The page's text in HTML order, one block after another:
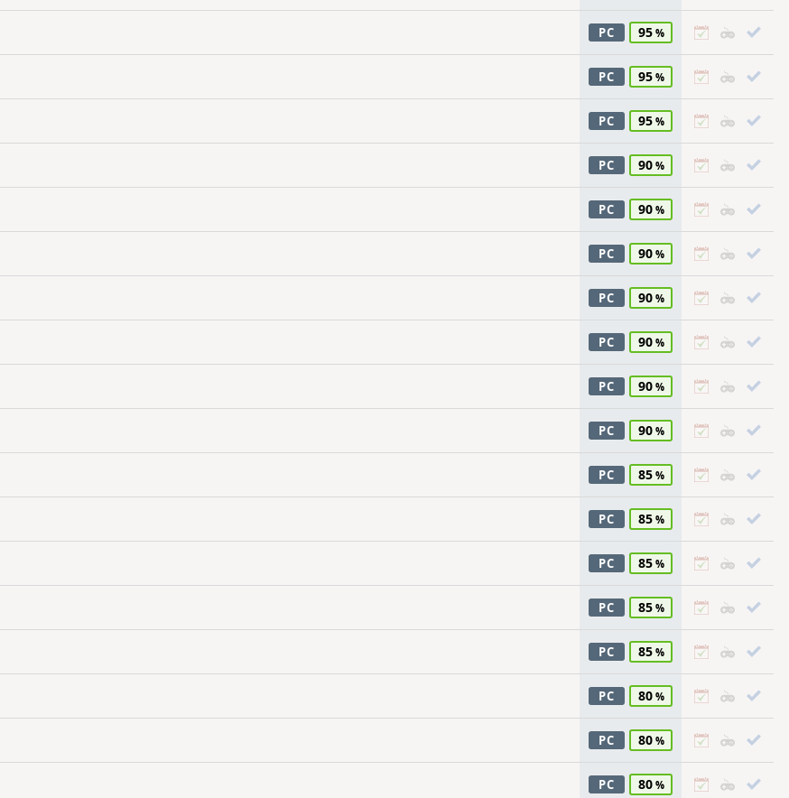
PC 95
PC 95
PC 95
PC 90
PC 90
PC 90
PC 90
PC 90
PC 90
PC 90
PC 85
PC 85
PC 85
PC 85
PC 85
PC 80
PC 80
PC 80